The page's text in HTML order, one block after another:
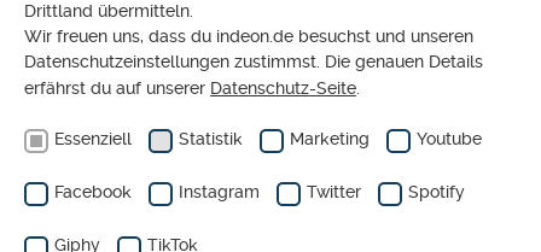
Drittland übermitteln.
Wir freuen uns, dass du indeon.de besuchst und unseren
Datenschutzeinstellungen zustimmst. Die genauen Details
erfährst du auf unserer Datenschutz-Seite
Essenziell Statistik Marketing Youtube
Facebook Instagram Twitter Spotify
Giphy TikTok